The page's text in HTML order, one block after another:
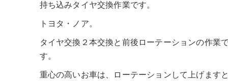
持ち込みタイヤ交換作業です。
トヨタ・ノア。
タイヤ交換２本交換と前後ローテーションの作業
す。
重心の高いお車は、ローテーションして上げます